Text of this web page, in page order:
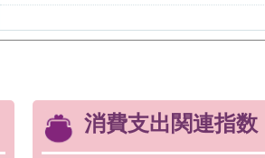
消費支出関連指数